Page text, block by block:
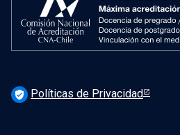
verified_user Políticas de Privacidad